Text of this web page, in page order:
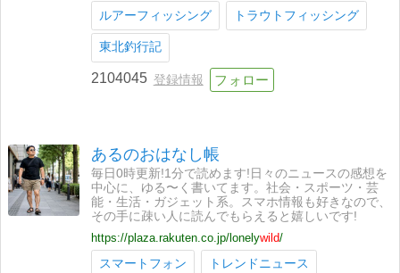
ルアーフィッシング トラウトフィッシング
東北釣行記
2104045 登録情報
あるのおはなし帳
毎日0時更新!1分で読めます!日々のニュースの感想を
中心に、ゆる〜く書いてます。社会・スポーツ・芸
能・生活・ガジェット系。スマホ情報も好きなので、
その手に疎い人に読んでもらえると嬉しいです!
https://plaza.rakuten.co.jp/lonelywild/
スマートフォン
トレンドニュース